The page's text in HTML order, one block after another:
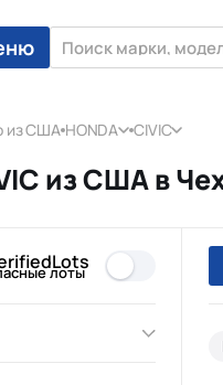
из США HONDA CIVIC
из США в
лоты